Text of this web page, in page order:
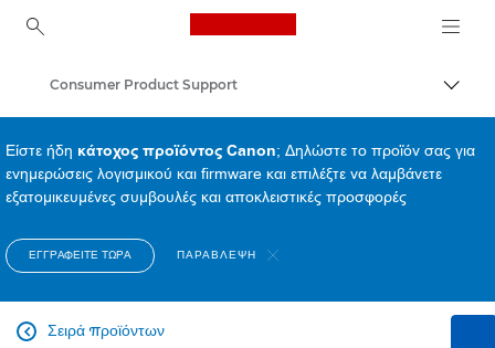
Canon Logo, back to
Consumer Product Support
Είστε ήδη κάτοχος προϊόντος Canon; Δηλώστε το προϊόν σας για
ενημερώσεις λογισμικού και firmware και επιλέξτε να λαμβάνετε
εξατομικευμένες συμβουλές και αποκλειστικές προσφορές
ΕΓΓΡΑΦΕΊΤΕ ΤΏΡΑ ΠΑΡΆΒΛΕΨΗ
Σειρά προϊόντων
